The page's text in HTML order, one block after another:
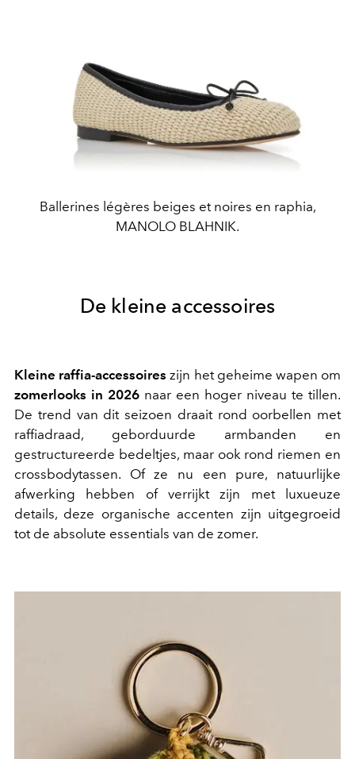
Ballerines légères beiges et noires en raphia,
MANOLO BLAHNIK.
De kleine accessoires
Kleine raffia-accessoireszijn het geheime wapen om
zomerlooks in 2026 naar een hoger niveau te tillen.
De trend van dit seizoen draait rond oorbellen met
raffiadraad, geborduurde armbanden en
gestructureerde bedeltjes, maar ook rond riemen en
crossbodytassen. Of ze nu een pure, natuurlijke
afwerking hebben of verrijkt zijn met luxueuze
details, deze organische accenten zijn uitgegroeid
tot de absolute essentials van de zomer.